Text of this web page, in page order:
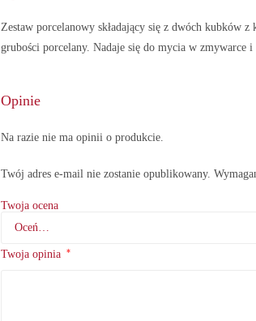
Zestaw porcelanowy składający się z dwóch
grubości porcelany. Nadaje się do mycia w
Opinie
Na razie nie ma opinii o produkcie.
Twój adres e-mail nie zostanie opublikowany.
Twoja ocena
Twoja opinia *